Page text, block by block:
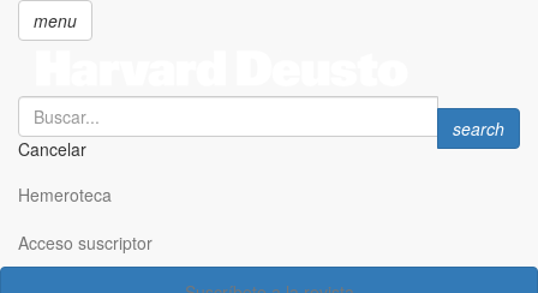
principal
menu
Search
Cancelar
Search
search
Hemeroteca
Acceso suscriptor
Acceso suscriptor